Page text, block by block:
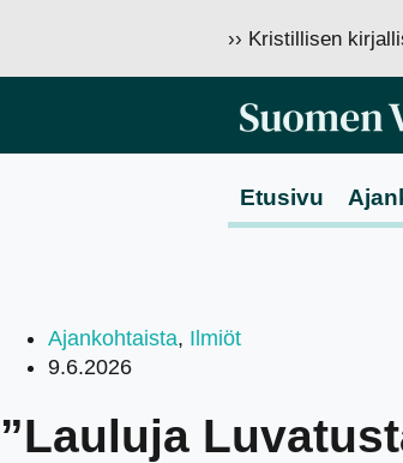
›› Kristillisen
Etusivu
Ajankohtaista, Ilmiöt
9.6.2026
”Lauluja